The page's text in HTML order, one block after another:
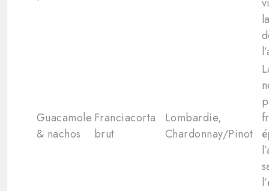
Guacamole
& nachos
Franciacorta
brut
Lombardie,
Chardonnay/Pinot